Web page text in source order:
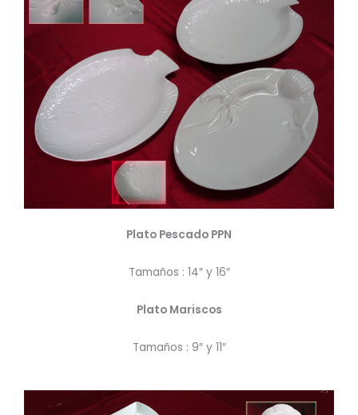
Plato Pescado PPN
Tamaños : 14″ y 16″
Plato Mariscos
Tamaños : 9″ y 11″